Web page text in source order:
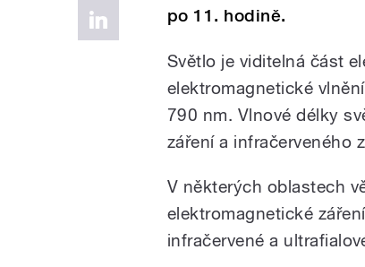
po 11. hodině.
Světlo je viditelná část
elektromagnetické
790 nm. Vlnové délky
záření a infračerveného
V některých oblastech
elektromagnetické
infračervené a